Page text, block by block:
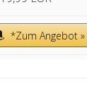
*Zum Angebot »